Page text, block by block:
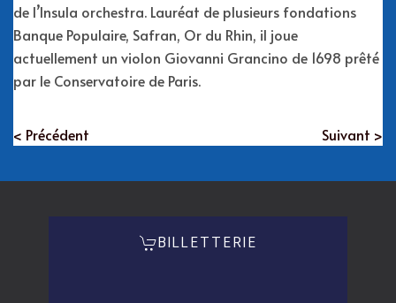
de l’Insula orchestra. Lauréat de plusieurs fondations
Banque Populaire, Safran, Or du Rhin, il joue
actuellement un violon Giovanni Grancino de 1698 prêté
par le Conservatoire de Paris.
< Précédent Suivant >
BILLETTERIE